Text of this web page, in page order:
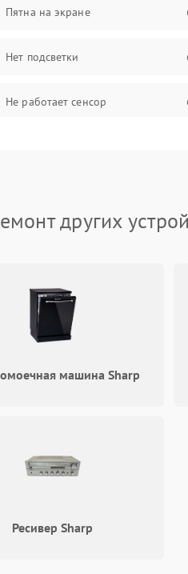
Пятна на экране
Нет подсветки
Не работает сенсор
Не работает Face ID
других
машина Sharp
Ресивер Sharp